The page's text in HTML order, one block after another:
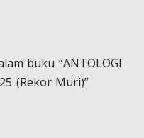
buku “ANTOLOGI
(Rekor Muri)”